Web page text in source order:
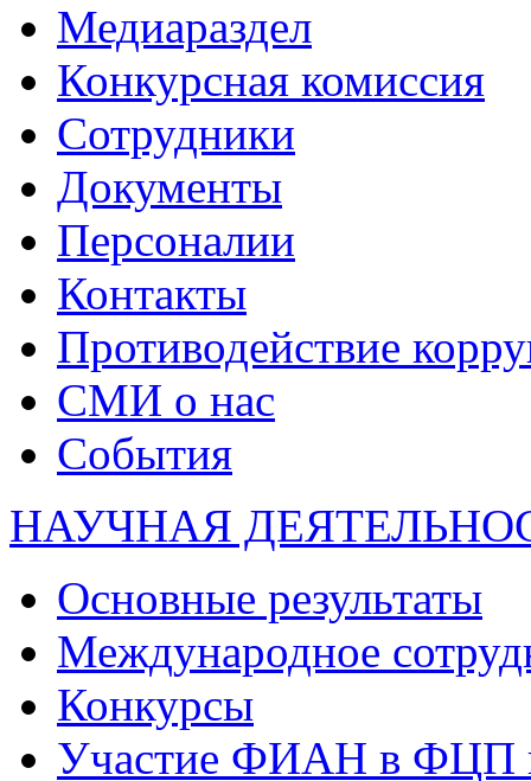
Медиараздел
Конкурсная комиссия
Сотрудники
Документы
Персоналии
Контакты
Противодействие
СМИ о нас
События
НАУЧНАЯ
Основные результаты
Международное
Конкурсы
Участие ФИАН в ФЦП